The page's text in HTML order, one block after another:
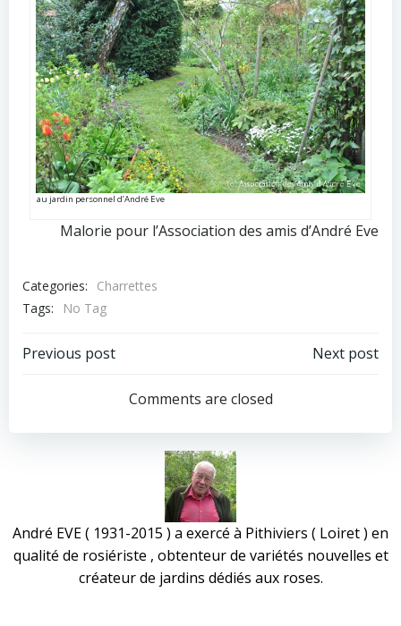
au jardin personnel d’André Eve
Malorie pour l’Association des amis d’André Eve
Categories:
Charrettes
Tags:
No Tag
Post
navigation
Previous post
navigation
Next post
Comments are closed
André EVE ( 1931-2015 ) a exercé à Pithiviers ( Loiret ) en
qualité de rosiériste , obtenteur de variétés nouvelles et
créateur de jardins dédiés aux roses.